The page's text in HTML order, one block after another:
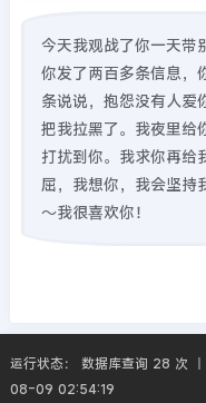
今天我观战了你一天带
你发了两百多条信息，
条说说，抱怨没有人爱
把我拉黑了。我夜里给
打扰到你。我求你再给
屈，我想你，我会坚持
～我很喜欢你！
运行状态： 数据库查询 28 次
08-09 02:54:19